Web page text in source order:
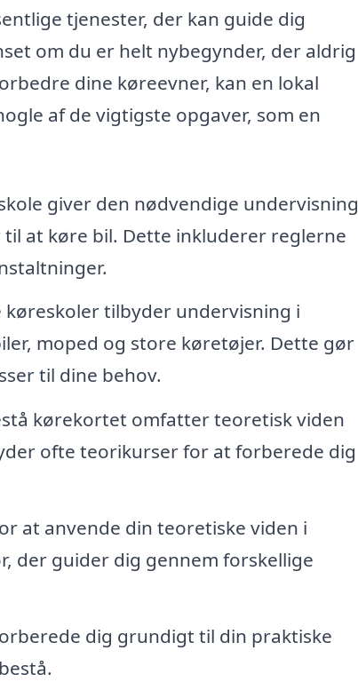
tjenester, der kan guide dig
om du er helt nybegynder, der aldrig
dine køreevner, kan en lokal
af de vigtigste opgaver, som en
giver den nødvendige
at køre bil. Dette inkluderer reglerne
køreskoler tilbyder undervisning i
moped og store køretøjer. Dette gør
til dine behov.
kørekortet omfatter teoretisk viden
ofte teorikurser for at forberede dig
at anvende din teoretiske viden i
der guider dig gennem forskellige
dig grundigt til din praktiske